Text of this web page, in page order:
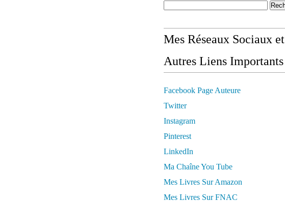
Mes Réseaux Sociaux et
Autres Liens Importants
Facebook Page Auteure
Twitter
Instagram
Pinterest
LinkedIn
Ma Chaîne You Tube
Mes Livres Sur Amazon
Mes Livres Sur FNAC